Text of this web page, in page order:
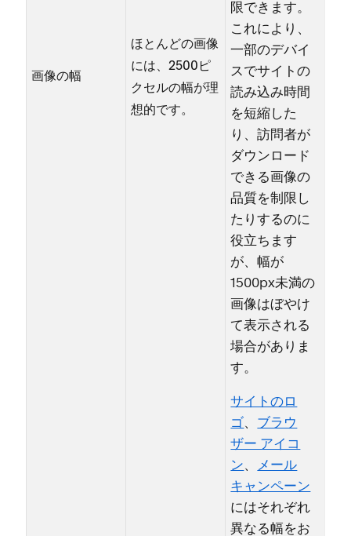
画像の幅
ほとんどの画像
には⁠、2500ピ
クセルの幅が理
想的です⁠。
限できます⁠。
これにより⁠、
一部のデバイ
スでサイトの
読み込み時間
を短縮した
り⁠、訪問者が
ダウンロ⁠ード
できる画像の
品質を制限し
たりするのに
役立ちます
が⁠、幅が
1500px未満の
画像はぼやけ
て表示される
場合がありま
す⁠。
サイトのロ
ゴ⁠、 ブラウ
ザ⁠ー アイコ
ン⁠、 メ⁠ール
キ⁠ャンペ⁠ーン
にはそれぞれ
異なる幅をお